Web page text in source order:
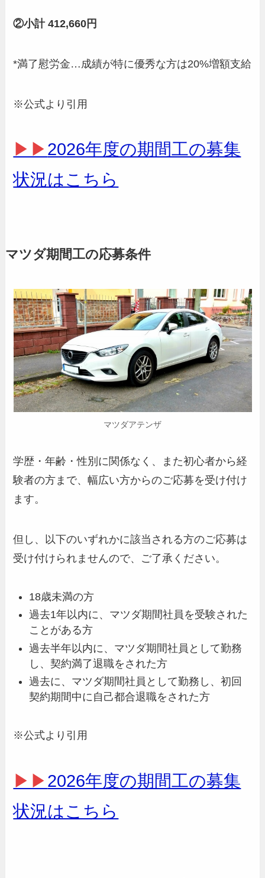
②小計 412,660円
*満了慰労金…成績が特に優秀な方は20%増額支給
※公式より引用
▶▶2026年度の期間工の募集
状況はこちら
マツダ期間工の応募条件
マツダアテンザ
学歴・年齢・性別に関係なく、また初心者から経
験者の方まで、幅広い方からのご応募を受け付け
ます。
但し、以下のいずれかに該当される方のご応募は
受け付けられませんので、ご了承ください。
18歳未満の方
過去1年以内に、マツダ期間社員を受験された
ことがある方
過去半年以内に、マツダ期間社員として勤務
し、契約満了退職をされた方
過去に、マツダ期間社員として勤務し、初回
契約期間中に自己都合退職をされた方
※公式より引用
▶▶2026年度の期間工の募集
状況はこちら